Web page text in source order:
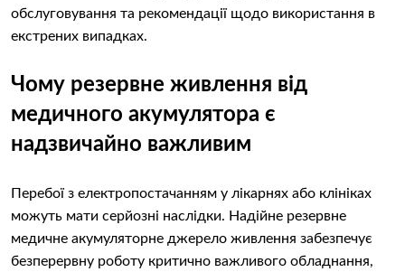
обслуговування та рекомендації щодо використання в
екстрених випадках.
Чому резервне живлення від
медичного акумулятора є
надзвичайно важливим
Перебої з електропостачанням у лікарнях або клініках
можуть мати серйозні наслідки. Надійне резервне
медичне акумуляторне джерело живлення забезпечує
безперервну роботу критично важливого обладнання,